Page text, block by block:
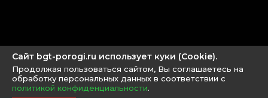
Сайт bgt-porogi.ru использует куки (Cookie).
Продолжая пользоваться сайтом, Вы соглашаетесь на
обработку персональных данных в соответствии с
политикой конфиденциальности.